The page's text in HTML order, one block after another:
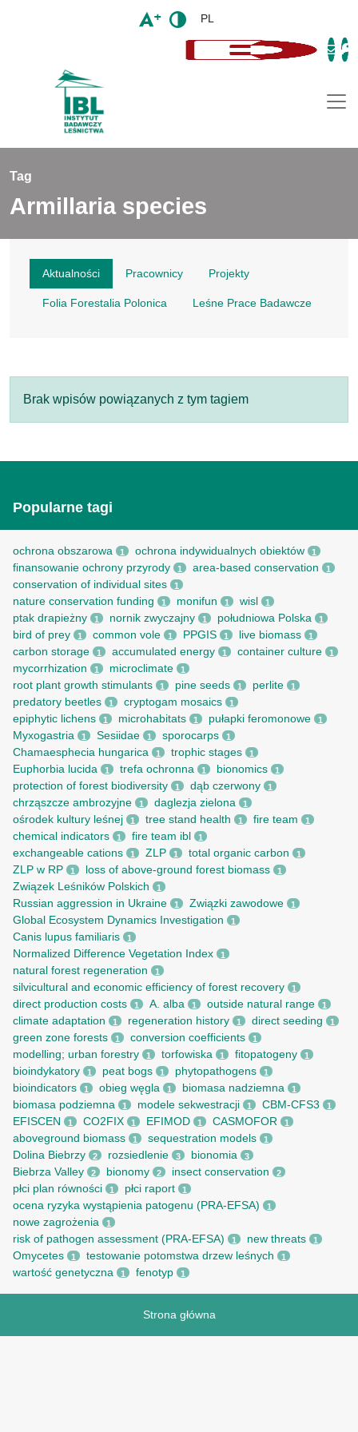
PL
Tag
Armillaria species
Aktualności Pracownicy Projekty
Folia Forestalia Polonica Leśne Prace Badawcze
Brak wpisów powiązanych z tym tagiem
Popularne tagi
ochrona obszarowa 1 ochrona indywidualnych obiektów 1
finansowanie ochrony przyrody 1 area-based conservation 1
conservation of individual sites 1
nature conservation funding 1 monifun 1 wisl 1
ptak drapieżny 1 nornik zwyczajny 1 południowa Polska 1
bird of prey 1 common vole 1 PPGIS 1 live biomass 1
carbon storage 1 accumulated energy 1 container culture 1
mycorrhization 1 microclimate 1
root рlant growth stimulants 1 pine seeds 1 perlite 1
predatory beetles 1 cryptogam mosaics 1
epiphytic lichens 1 microhabitats 1 pułapki feromonowe 1
Myxogastria 1 Sesiidae 1 sporocarps 1
Chamaesphecia hungarica 1 trophic stages 1
Euphorbia lucida 1 trefa ochronna 1 bionomics 1
protection of forest biodiversity 1 dąb czerwony 1
chrząszcze ambrozyjne 1 daglezja zielona 1
ośrodek kultury leśnej 1 tree stand health 1 fire team 1
chemical indicators 1 fire team ibl 1
exchangeable cations 1 ZLP 1 total organic carbon 1
ZLP w RP 1 loss of above-ground forest biomass 1
Związek Leśników Polskich 1
Russian aggression in Ukraine 1 Związki zawodowe 1
Global Ecosystem Dynamics Investigation 1
Canis lupus familiaris 1
Normalized Difference Vegetation Index 1
natural forest regeneration 1
silvicultural and economic efficiency of forest recovery 1
direct production costs 1 A. alba 1 outside natural range 1
climate adaptation 1 regeneration history 1 direct seeding 1
green zone forests 1 conversion coefficients 1
modelling; urban forestry 1 torfowiska 1 fitopatogeny 1
bioindykatory 1 peat bogs 1 phytopathogens 1
bioindicators 1 obieg węgla 1 biomasa nadziemna 1
biomasa podziemna 1 modele sekwestracji 1 CBM-CFS3 1
EFISCEN 1 CO2FIX 1 EFIMOD 1 CASMOFOR 1
aboveground biomass 1 sequestration models 1
Dolina Biebrzy 2 rozsiedlenie 3 bionomia 3
Biebrza Valley 2 bionomy 2 insect conservation 2
płci plan równości 1 płci raport 1
ocena ryzyka wystąpienia patogenu (PRA-EFSA) 1
nowe zagrożenia 1
risk of pathogen assessment (PRA-EFSA) 1 new threats 1
Omycetes 1 testowanie potomstwa drzew leśnych 1
wartość genetyczna 1 fenotyp 1
Strona główna